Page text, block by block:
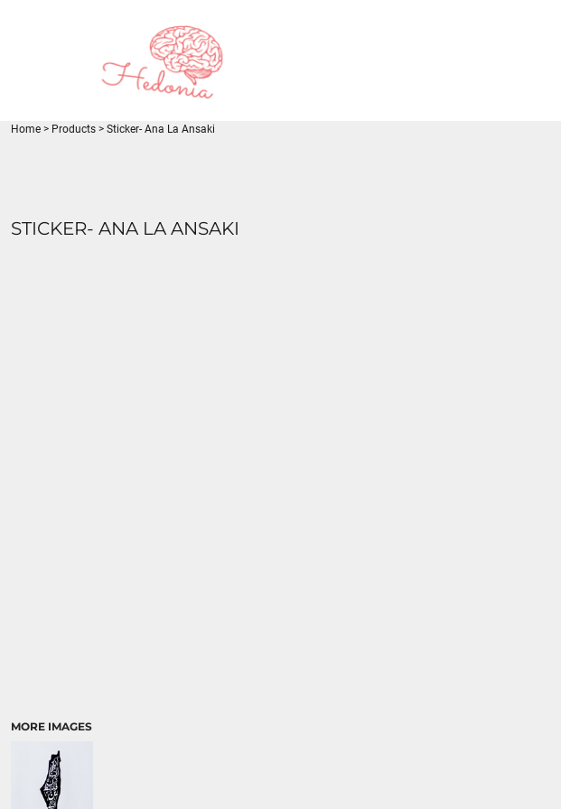
Home > Products > Sticker- Ana La Ansaki
STICKER- ANA LA ANSAKI
MORE IMAGES
REGISTER
CART: 0 ITEM